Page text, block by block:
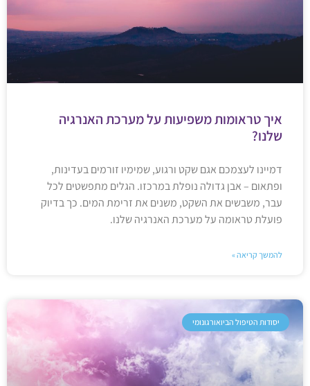
איך טראומות משפיעות על מערכת האנרגיה
שלנו?
דמיינו לעצמכם אגם שקט ורגוע, שמימיו זורמים בעדינות,
ופתאום – אבן גדולה נופלת במרכזו. הגלים מתפשטים לכל
עבר, משבשים את השקט, משנים את זרימת המים. כך בדיוק
פועלת טראומה על מערכת האנרגיה שלנו.
להמשך קריאה »
יסודות הטיפול הביואורגונומי